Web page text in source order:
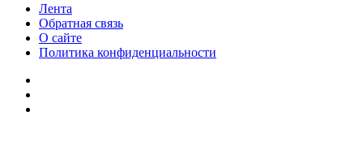
Лента
Обратная связь
О сайте
Политика конфиденциальности